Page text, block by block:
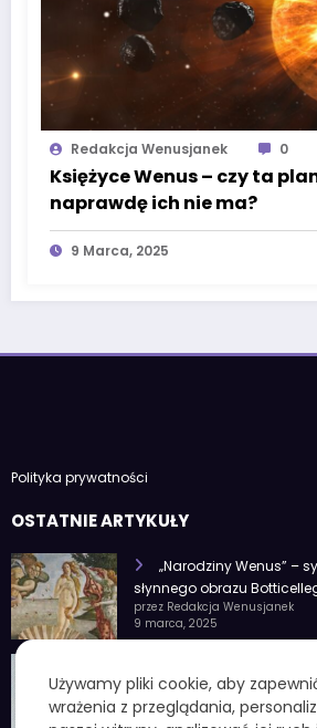
Redakcja Wenusjanek 0
Księżyce Wenus – czy ta
naprawdę ich nie ma?
9 Marca, 2025
Polityka prywatności
OSTATNIE ARTYKUŁY
„Narodziny Wenus” –
słynnego obrazu
przez Redakcja Wenusjanek
9 marca, 2025
cechy osobowości
przez Redakcja Wenusjanek
4 lutego, 2025
Używamy pliki cookie, aby
wrażenia z przeglądania,